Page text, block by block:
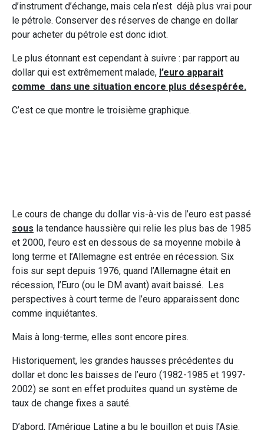
d’instrument d’échange, mais cela n’est déjà plus vrai pour
le pétrole. Conserver des réserves de change en dollar
pour acheter du pétrole est donc idiot.
Le plus étonnant est cependant à suivre : par rapport au
dollar qui est extrêmement malade, l’euro apparait
comme dans une situation encore plus désespérée.
C’est ce que montre le troisième graphique.
Le cours de change du dollar vis-à-vis de l’euro est passé
sous la tendance haussière qui relie les plus bas de 1985
et 2000, l’euro est en dessous de sa moyenne mobile à
long terme et l’Allemagne est entrée en récession. Six
fois sur sept depuis 1976, quand l’Allemagne était en
récession, l’Euro (ou le DM avant) avait baissé. Les
perspectives à court terme de l’euro apparaissent donc
comme inquiétantes.
Mais à long-terme, elles sont encore pires.
Historiquement, les grandes hausses précédentes du
dollar et donc les baisses de l’euro (1982-1985 et 1997-
2002) se sont en effet produites quand un système de
taux de change fixes a sauté.
D’abord, l’Amérique Latine a bu le bouillon et puis l’Asie.